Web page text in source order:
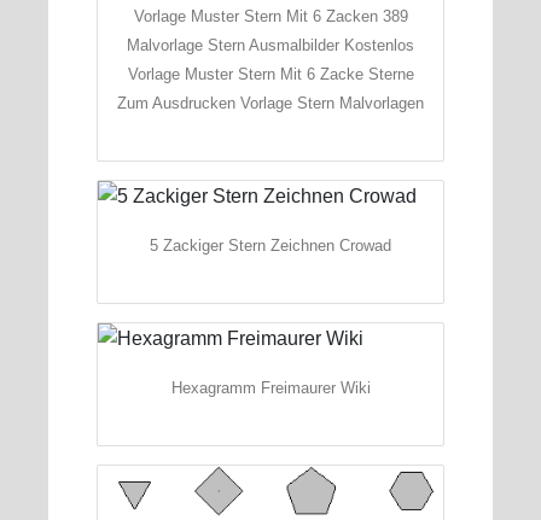
Vorlage Muster Stern Mit 6 Zacken 389
Malvorlage Stern Ausmalbilder Kostenlos
Vorlage Muster Stern Mit 6 Zacke Sterne
Zum Ausdrucken Vorlage Stern Malvorlagen
5 Zackiger Stern Zeichnen Crowad
Hexagramm Freimaurer Wiki